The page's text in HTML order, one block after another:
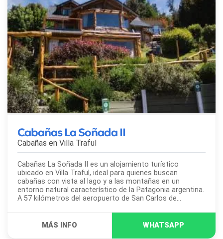
Cabañas La Soñada II
Cabañas en Villa Traful
Cabañas La Soñada II es un alojamiento turístico
ubicado en Villa Traful, ideal para quienes buscan
cabañas con vista al lago y a las montañas en un
entorno natural característico de la Patagonia argentina.
A 57 kilómetros del aeropuerto de San Carlos de